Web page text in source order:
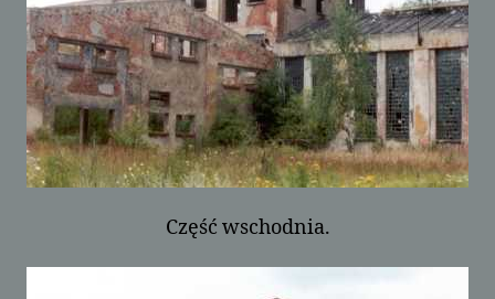
Część wschodnia.